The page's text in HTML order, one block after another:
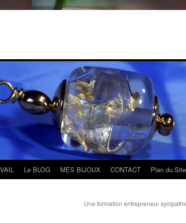
Le BLOG MES BIJOUX CONTACT Plan du Site
Une formation entrepreneur